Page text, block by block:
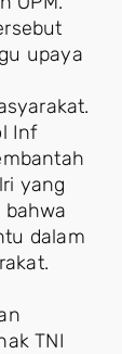
upaya
Inf
yang
dalam
TNI